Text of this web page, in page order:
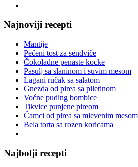
Najnoviji recepti
Mantije
Pečeni tost za sendviče
Čokoladne penaste kocke
Pasulj sa slaninom i suvim mesom
Lagani ručak sa salatom
Gnezda od pirea sa piletinom
Voćne puding bombice
Tikvice punjene pireom
Čamci od pirea sa mlevenim mesom
Bela torta sa rozen koricama
Najbolji recepti